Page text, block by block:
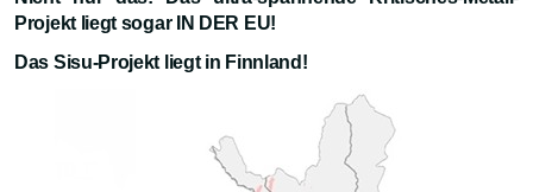
Projekt liegt sogar IN DER EU!
Das Sisu-Projekt liegt in Finnland!